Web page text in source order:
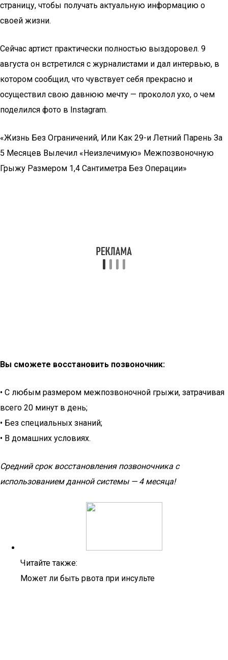
страницу, чтобы получать актуальную информацию о
своей жизни.
Сейчас артист практически полностью выздоровел. 9
августа он встретился с журналистами и дал интервью, в
котором сообщил, что чувствует себя прекрасно и
осуществил свою давнюю мечту — проколол ухо, о чем
поделился фото в Instagram.
«Жизнь Без Ограничений, Или Как 29-и Летний Парень За
5 Месяцев Вылечил «Неизлечимую» Межпозвоночную
Грыжу Размером 1,4 Сантиметра Без Операции»
Вы сможете восстановить позвоночник:
• С любым размером межпозвоночной грыжи, затрачивая
всего 20 минут в день;
• Без специальных знаний;
• В домашних условиях.
Средний срок восстановления позвоночника с
использованием данной системы — 4 месяца!
Читайте также:
Может ли быть рвота при инсульте